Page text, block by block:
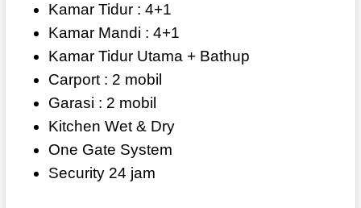
Kamar Tidur : 4+1
Kamar Mandi : 4+1
Kamar Tidur Utama + Bathup
Carport : 2 mobil
Garasi : 2 mobil
Kitchen Wet & Dry
One Gate System
Security 24 jam